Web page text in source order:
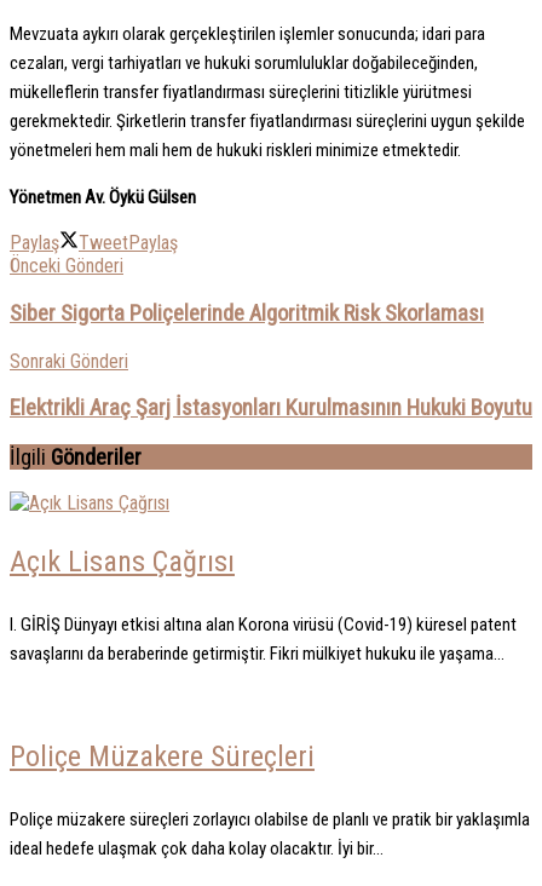
Mevzuata aykırı olarak gerçekleştirilen işlemler sonucunda; idari para
cezaları, vergi tarhiyatları ve hukuki sorumluluklar doğabileceğinden,
mükelleflerin transfer fiyatlandırması süreçlerini titizlikle yürütmesi
gerekmektedir. Şirketlerin transfer fiyatlandırması süreçlerini uygun şekilde
yönetmeleri hem mali hem de hukuki riskleri minimize etmektedir.
Yönetmen Av. Öykü Gülsen
Paylaş TweetPaylaş
Önceki Gönderi
Siber Sigorta Poliçelerinde Algoritmik Risk Skorlaması
Sonraki Gönderi
Elektrikli Araç Şarj İstasyonları Kurulmasının Hukuki Boyutu
İlgili Gönderiler
Açık Lisans Çağrısı
I. GİRİŞ Dünyayı etkisi altına alan Korona virüsü (Covid-19) küresel patent
savaşlarını da beraberinde getirmiştir. Fikri mülkiyet hukuku ile yaşama...
Poliçe Müzakere Süreçleri
Poliçe müzakere süreçleri zorlayıcı olabilse de planlı ve pratik bir yaklaşımla
ideal hedefe ulaşmak çok daha kolay olacaktır. İyi bir...